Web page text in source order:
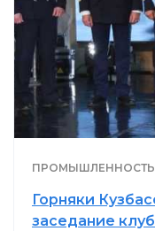
ПРОМЫШЛЕННОСТЬ
Горняки
заседание